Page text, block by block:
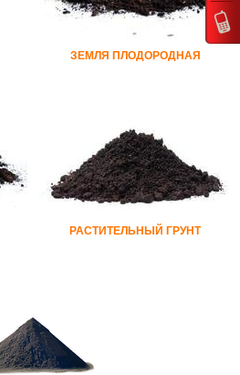
ЗЕМЛЯ ПЛОДОРОДНАЯ
РАСТИТЕЛЬНЫЙ ГРУНТ